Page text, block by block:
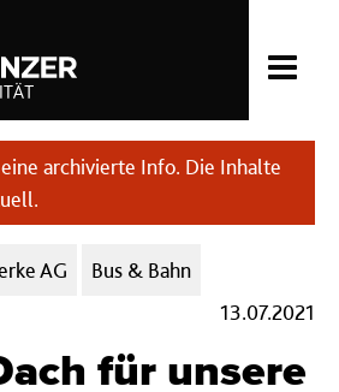
archivierte Info. Die Inhalte
AG
Bus & Bahn
13.07.2021
für unsere